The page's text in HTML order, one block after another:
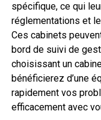
spécifique, ce qui
réglementations et
Ces cabinets
bord de suivi de
choisissant un
bénéficierez d’une
rapidement vos
efficacement avec